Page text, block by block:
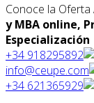
Conoce la Oferta
y MBA online,
Especialización
+34 918295892
info@ceupe.com
+34 621365929